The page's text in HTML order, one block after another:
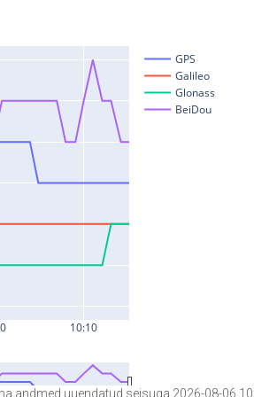
andmed uuendatud seisuga 2026-08-06